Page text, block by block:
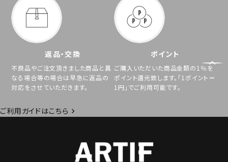
返品・交換
不良品やご注文頂きました商品と異
なる場合等の場合は早急に返品の
対応をさせていただきます。
ポイント
ご購入いただいた商品金額の1％を
ポイント還元致します。「1ポイント＝
1円」でご利用可能です。
ご利用ガイドはこちら